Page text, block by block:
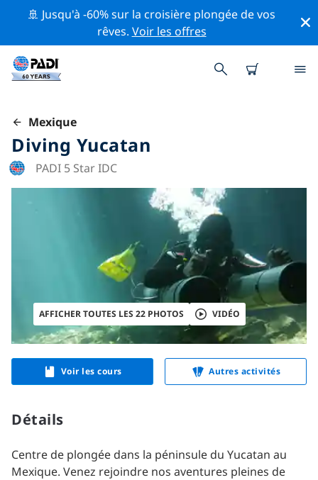
🚢 Jusqu'à -60% sur la croisière plongée de vos
rêves. Voir les offres
Mexique
Diving Yucatan
PADI 5 Star IDC
AFFICHER TOUTES LES 22 PHOTOS VIDÉO
Voir les cours Autres activités
Détails
Centre de plongée dans la péninsule du Yucatan au
Mexique. Venez rejoindre nos aventures pleines de